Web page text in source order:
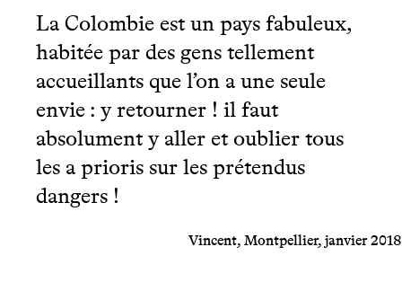
La Colombie est un pays fabuleux,
habitée par des gens tellement
accueillants que l’on a une seule
envie : y retourner ! il faut
absolument y aller et oublier tous
les a prioris sur les prétendus
dangers !
Vincent, Montpellier, janvier 2018